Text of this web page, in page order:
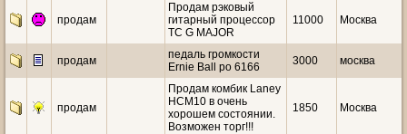
продам
Продам рэковый
гитарный процессор
TC G MAJOR
11000 Москва
продам
педаль громкости
Ernie Ball po 6166
3000 москва
продам
Продам комбик Laney
HCM10 в очень
хорошем состоянии.
Возможен торг!!!
1850 Москва